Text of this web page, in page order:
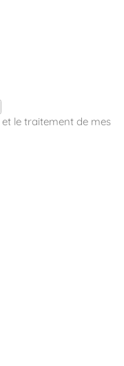
le traitement de mes